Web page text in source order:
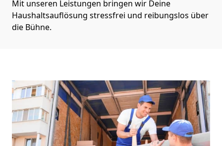
Mit unseren Leistungen bringen wir Deine
Haushaltsauflösung stressfrei und reibungslos über
die Bühne.